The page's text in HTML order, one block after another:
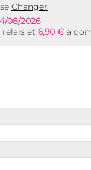
Changer
08/2026
et 6,90 €à